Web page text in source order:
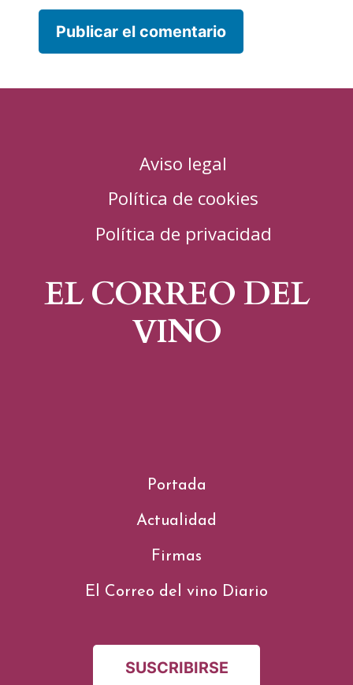
Aviso legal
Política de cookies
Política de privacidad
EL CORREO DEL
VINO
Portada
Actualidad
Firmas
El Correo del vino Diario
SUSCRIBIRSE